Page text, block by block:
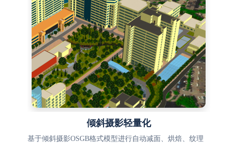
倾斜摄影轻量化
基于倾斜摄影OSGB格式模型进行自动减面、烘焙、纹理